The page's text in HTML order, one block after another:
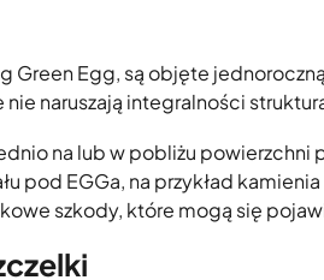
Green Egg, są objęte
naruszają integralności
na lub w pobliżu
pod EGGa, na przykład
szkody, które mogą się